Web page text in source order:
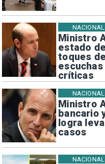
Ministro
estado
toques
críticas
NACIONAL
Ministro
bancario
logra
casos
NACIONAL
NACIONAL